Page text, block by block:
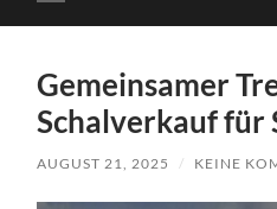
Menü
Gemeinsamer
Schalverkauf für
AUGUST 21, 2025 / KEINE